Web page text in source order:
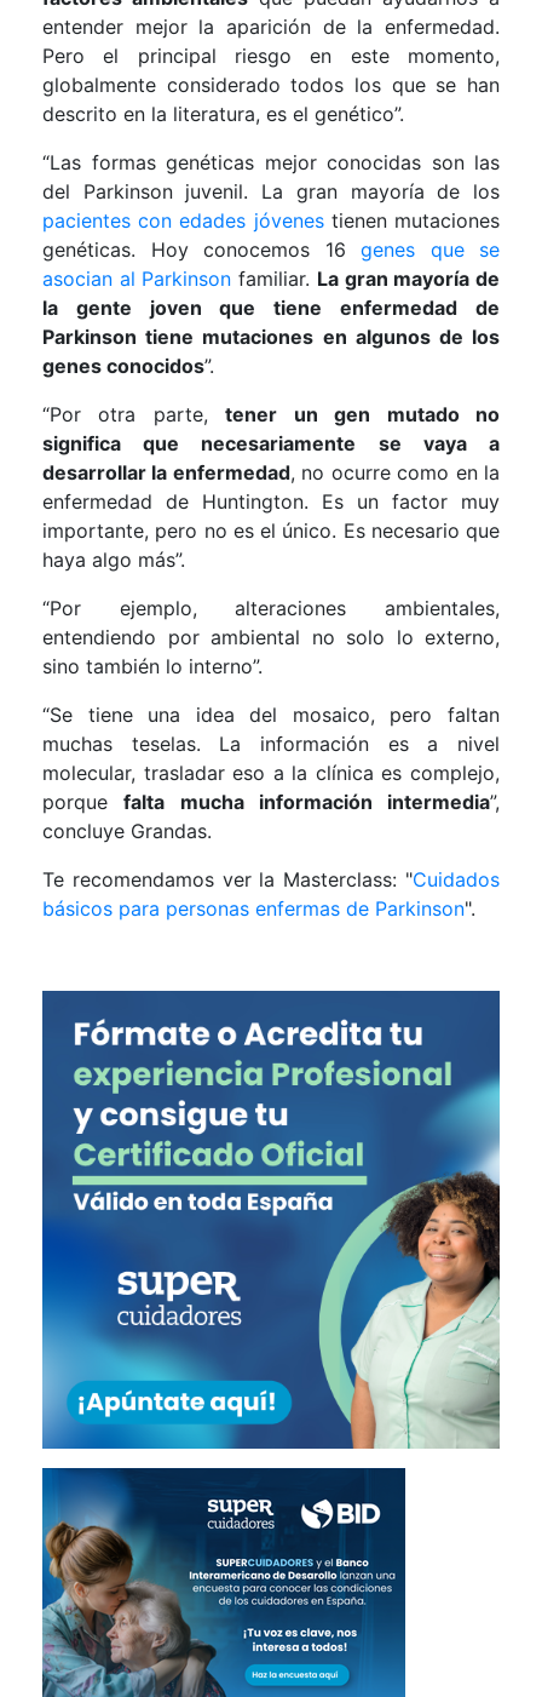
entender mejor la aparición de la enfermedad.
Pero el principal riesgo en este momento,
globalmente considerado todos los que se han
descrito en la literatura, es el genético”.
“Las formas genéticas mejor conocidas son las
del Parkinson juvenil. La gran mayoría de los
pacientes con edades jóvenestienen mutaciones
genéticas. Hoy conocemos 16 genes que se
asocian al Parkinson familiar. La gran mayoría de
la gente joven que tiene enfermedad de
Parkinson tiene mutaciones en algunos de los
genes conocidos”.
“Por otra parte,tener un gen mutado no
significa que necesariamente se vaya a
desarrollar la enfermedad, no ocurre como en la
enfermedad de Huntington. Es un factor muy
importante, pero no es el único. Es necesario que
haya algo más”.
“Por ejemplo, alteraciones ambientales,
entendiendo por ambiental no solo lo externo,
sino también lo interno”.
“Se tiene una idea del mosaico, pero faltan
muchas teselas. La información es a nivel
molecular, trasladar eso a la clínica es complejo,
porquefalta mucha información intermedia”,
concluye Grandas.
Te recomendamos ver la Masterclass: "Cuidados
básicos para personas enfermas de Parkinson".